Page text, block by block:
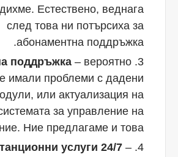
Естествено, веднага
след това ни потърсиха за
абонаментна поддръжка.
поддръжка – вероятно
имали проблеми с дадени
или актуализация на
за управление на
Ние предлагаме и това!
услуги 24/7 –